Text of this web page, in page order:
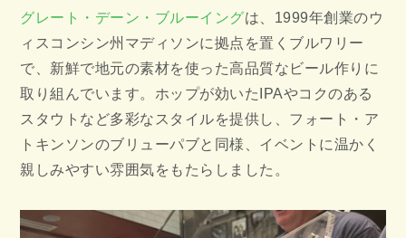
グレート・デーン・ブルーイングは、1999年創業のウ
ィスコンシン州マディソンに拠点を置くブルワリー
で、新鮮で地元の素材を使った高品質なビール作りに
取り組んでいます。ホップが効いたIPAやコクのある
スタウトなど多彩なスタイルを提供し、フォート・ア
トキンソンのブリューパブと同様、イベントに温かく
親しみやすい雰囲気をもたらしました。